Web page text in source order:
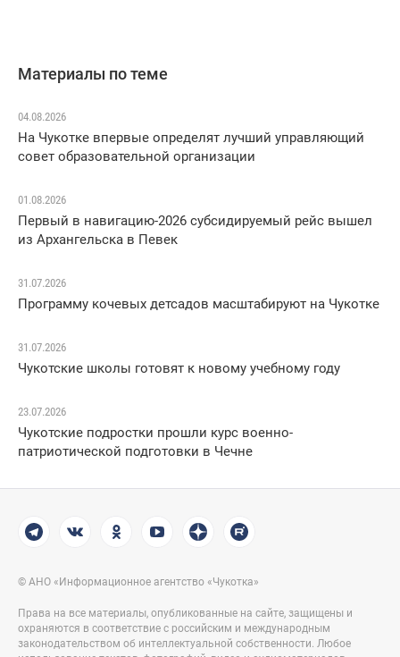
Материалы по теме
04.08.2026
На Чукотке впервые определят лучший управляющий
совет образовательной организации
01.08.2026
Первый в навигацию-2026 субсидируемый рейс вышел
из Архангельска в Певек
31.07.2026
Программу кочевых детсадов масштабируют на Чукотке
31.07.2026
Чукотские школы готовят к новому учебному году
23.07.2026
Чукотские подростки прошли курс военно-
патриотической подготовки в Чечне
© АНО «Информационное агентство «Чукотка»
Права на все материалы, опубликованные на сайте, защищены и
охраняются в соответствие с российским и международным
законодательством об интеллектуальной собственности. Любое